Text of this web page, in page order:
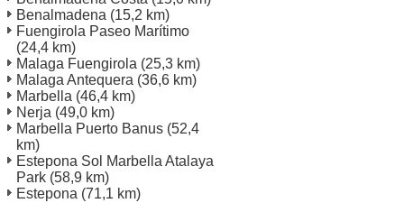
Benalmadena (15,2 km)
Fuengirola Paseo Marítimo
(24,4 km)
Malaga Fuengirola (25,3 km)
Malaga Antequera (36,6 km)
Marbella (46,4 km)
Nerja (49,0 km)
Marbella Puerto Banus (52,4
km)
Estepona Sol Marbella Atalaya
Park (58,9 km)
Estepona (71,1 km)